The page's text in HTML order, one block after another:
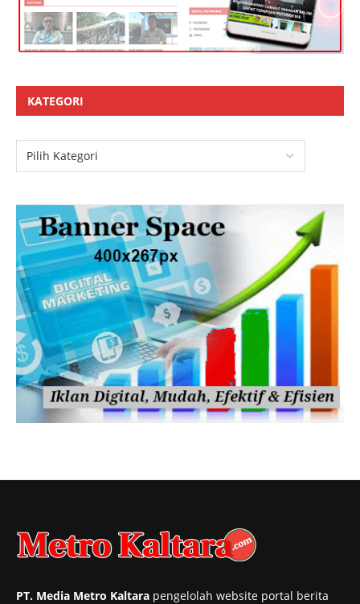
KATEGORI
PT. Media Metro Kaltara pengelolah website portal berita